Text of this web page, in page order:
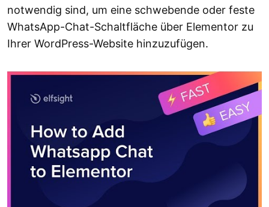
notwendig sind, um eine schwebende oder feste
WhatsApp-Chat-Schaltfläche über Elementor zu
Ihrer WordPress-Website hinzuzufügen.